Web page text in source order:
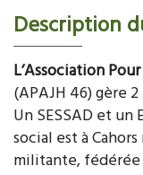
Description
L’Association
(APAJH 46) gère
Un SESSAD et un
social est à
militante, fédérée